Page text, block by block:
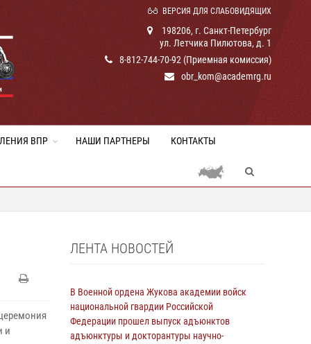
ВЕРСИЯ ДЛЯ СЛАБОВИДЯЩИХ
198206, г. Санкт-Петербург
ул. Летчика Пилютова, д. 1
8-812-744-70-92 (Приемная комиссия)
obr_kom@academrg.ru
ВПР НАШИ ПАРТНЕРЫ КОНТАКТЫ
и
ЛЕНТА НОВОСТЕЙ
В Военной ордена Жукова академии войск
национальной гвардии Российской
Федерации прошел выпуск адъюнктов
адъюнктуры и докторантуры научно-